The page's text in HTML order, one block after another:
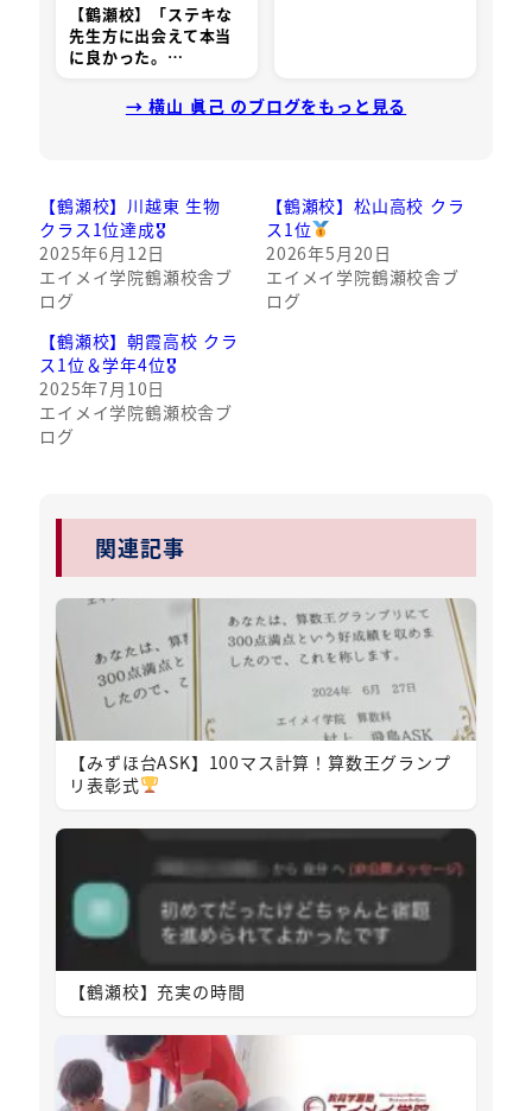
【鶴瀬校】「ステキな
先生方に出会えて本当
に良かった。…
→ 横山 眞己 のブログをもっと見る
【鶴瀬校】川越東 生物
クラス1位達成🎖
2025年6月12日
エイメイ学院鶴瀬校舎ブ
ログ
【鶴瀬校】松山高校 クラ
ス1位
2026年5月20日
エイメイ学院鶴瀬校舎ブ
ログ
【鶴瀬校】朝霞高校 クラ
ス1位＆学年4位🎖
2025年7月10日
エイメイ学院鶴瀬校舎ブ
ログ
関連記事
【みずほ台ASK】100マス計算！算数王グランプ
リ表彰式
【鶴瀬校】充実の時間